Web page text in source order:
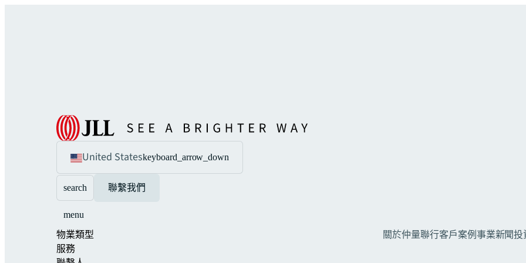
United Stateskeyboard_arrow_down
search 聯繫我們
menu
物業類型
服務
關於仲量聯行客戶案例事業新聞投